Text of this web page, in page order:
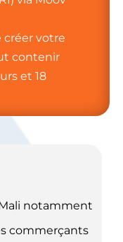
créer votre
contenir
et 18
notamment
commerçants